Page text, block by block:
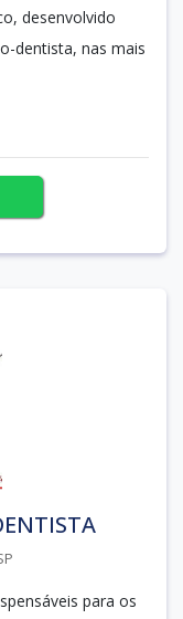
desenvolvido
dentista, nas mais
para os